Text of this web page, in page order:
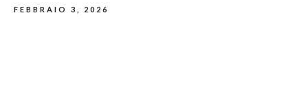
FEBBRAIO 3, 2026